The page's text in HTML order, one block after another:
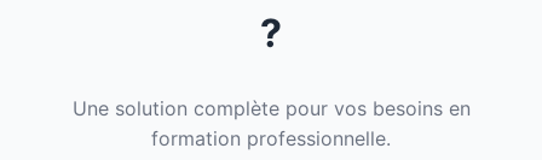
?
Une solution complète pour vos besoins en
formation professionnelle.